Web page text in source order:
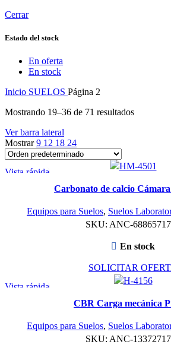
Cerrar
Estado del stock
En oferta
En stock
Inicio SUELOS Página 2
Mostrando 19–36 de 71 resultados
Ver barra lateral
Mostrar9 12 18 24
Vista rápida
Carbonato de calcio
Equipos para Suelos, Suelos
SKU: ANC-
En stock
SOLICITAR
Vista rápida
CBR Carga mecánica
Equipos para Suelos, Suelos
SKU: ANC-